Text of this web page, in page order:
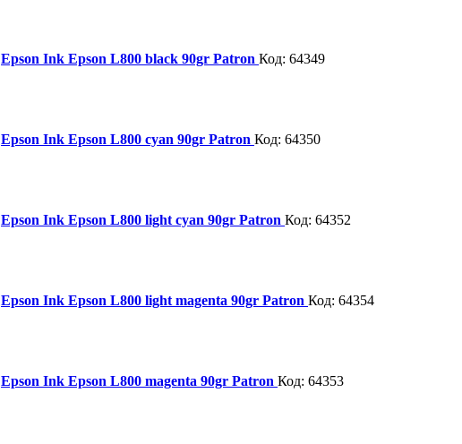
Epson Ink Epson L800 black 90gr Patron Код: 64349
Epson Ink Epson L800 cyan 90gr Patron Код: 64350
Epson Ink Epson L800 light cyan 90gr Patron Код: 64352
Epson Ink Epson L800 light magenta 90gr Patron Код: 64354
Epson Ink Epson L800 magenta 90gr Patron Код: 64353